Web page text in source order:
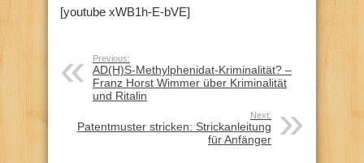
[youtube xWB1h-E-bVE]
Previous:
AD(H)S-Methylphenidat-Kriminalität? –
Franz Horst Wimmer über Kriminalität
und Ritalin
Next:
Patentmuster stricken: Strickanleitung
für Anfänger